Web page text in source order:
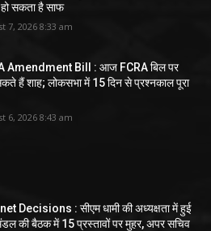
हो सकता है साफ
7, 2026 8:33 am
Amendment Bill : आज FCRA बिल पर
हैं शाह; लोकसभा में 15 दिन से प्रश्नकाल पूरा
6, 2026 8:43 am
Decisions : सीएम धामी की अध्यक्षता में हुई
की बैठक में 15 प्रस्तावों पर मुहर, अपर सचिव